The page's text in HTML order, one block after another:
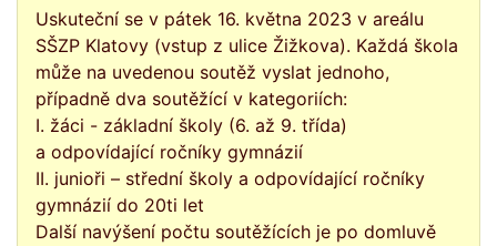
Uskuteční se v pátek 16. května 2023 v areálu
SŠZP Klatovy (vstup z ulice Žižkova). Každá škola
může na uvedenou soutěž vyslat jednoho,
případně dva soutěžící v kategoriích:
I. žáci - základní školy (6. až 9. třída)
a odpovídající ročníky gymnázií
II. junioři – střední školy a odpovídající ročníky
gymnázií do 20ti let
Další navýšení počtu soutěžících je po domluvě